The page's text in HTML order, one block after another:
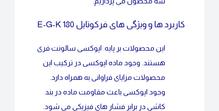
کاربرد ها و ویژگی های فرکوتایل E-G-K 180
این محصولات بر پایه اپوکسی سالونت فری
هستند. وجود ماده اپوکسی در ترکیب این
محصولات مزایای فراوانی به همراه دارد.
وجود اپوکسی باعث مقاومت ماده در بند
کاشی در برابر فشار های فیزیکی می شود.